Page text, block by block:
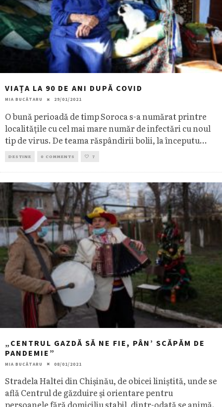
VIAȚA LA 90 DE ANI DUPĂ COVID
MIA BUCĂTARU 29/01/2021
O bună perioadă de timp Soroca s-a numărat printre
localitățile cu cel mai mare număr de infectări cu noul
tip de virus. De teama răspândirii bolii, la începutu...
DESTINE 0 COMMENTS 7
„CENTRUL GAZDĂ SĂ NE FIE, PÂN’ SCĂPĂM DE
PANDEMIE”
MIA BUCĂTARU 08/01/2021
Stradela Haltei din Chișinău, de obicei liniștită, unde se
află Centrul de găzduire și orientare pentru
persoanele fără domiciliu stabil, dintr-odată se animă.